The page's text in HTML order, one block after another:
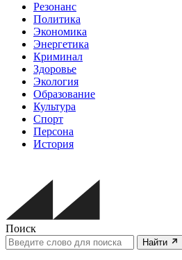
Резонанс
Политика
Экономика
Энергетика
Криминал
Здоровье
Экология
Образование
Культура
Спорт
Персона
История
Поиск
Найти